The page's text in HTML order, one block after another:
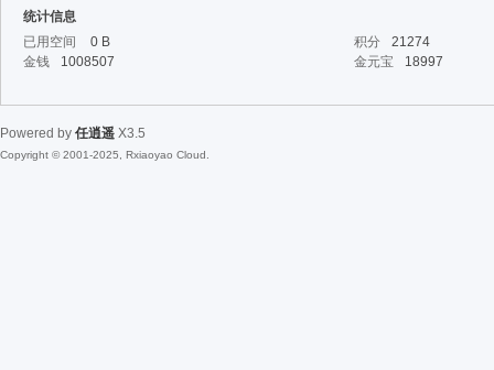
统计信息
已用空间
0 B 积分
21274
金钱
1008507 金元宝 18997
Powered by 任逍遥 X3.5
Copyright © 2001-2025, Rxiaoyao Cloud.